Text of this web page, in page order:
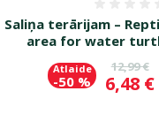
Saliņa terārijam –
area for water
12,99 €
Cena
6,48 €
Atlaide
-50 %